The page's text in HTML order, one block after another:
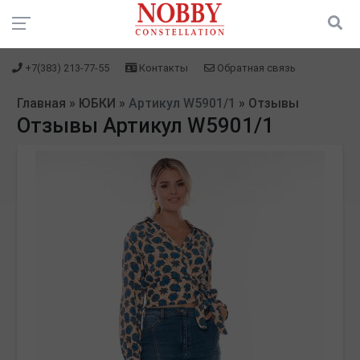
+7(383) 213-77-55 Контакты Обратная связь
Главная » ЮБКИ » Артикул W5901/1 » Отзывы
Отзывы Артикул W5901/1